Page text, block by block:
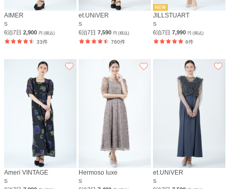
AIMER
S
6泊7日 2,900 円 (税込)
33件
et.UNiVER
S
6泊7日7,590円 (税込)
760件
JILLSTUART
S
6泊7日7,990円 (税込)
6件
Ameri VINTAGE
S
Hermoso luxe
S
et.UNiVER
S